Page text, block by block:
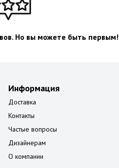
Но вы можете быть первым!
Информация
Доставка
Контакты
Частые вопросы
Дизайнерам
О компании